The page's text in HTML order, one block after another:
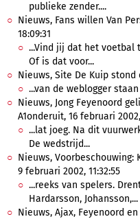
publieke zender....
Nieuws, Fans willen Van
18:09:31
...Vind jij dat het voetbal
Of is dat voor...
Nieuws, Site De Kuip stond
...van de weblogger
Nieuws, Jong Feyenoord
A1onderuit, 16 februari 2002,
...lat joeg. Na dit
De wedstrijd...
Nieuws,
9 februari 2002, 11:32:55
...reeks van spelers.
Hardarsson, Johansson,...
Nieuws, Ajax, Feyenoord en